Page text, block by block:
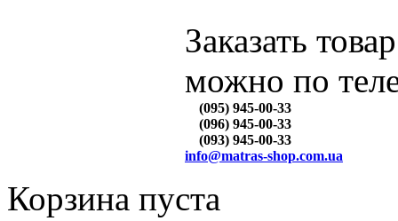
Заказать товар
можно по
(095) 945-00-33
(096) 945-00-33
(093) 945-00-33
info@matras-shop.com.ua
Корзина пуста